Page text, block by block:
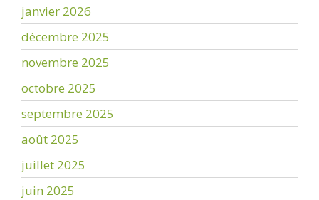
janvier 2026
décembre 2025
novembre 2025
octobre 2025
septembre 2025
août 2025
juillet 2025
juin 2025